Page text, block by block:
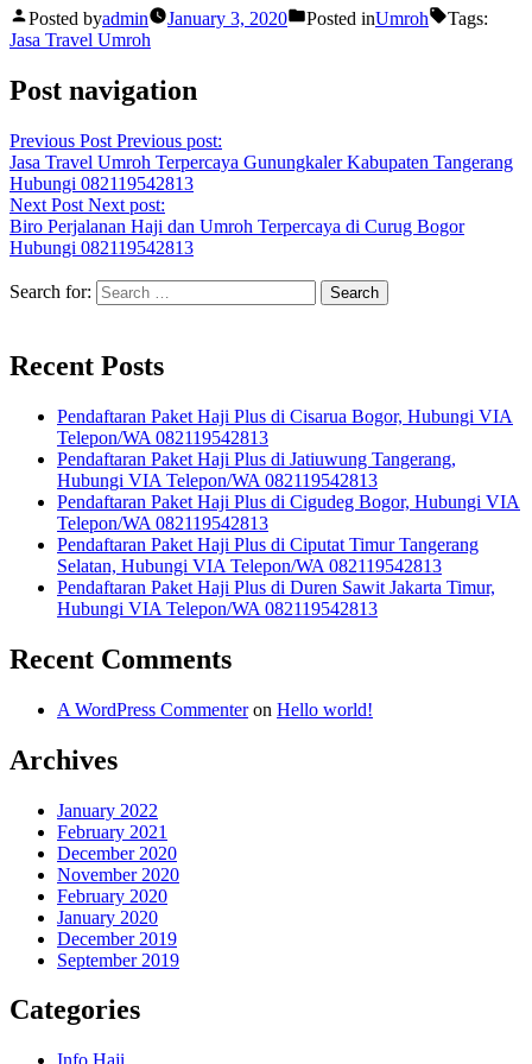
Posted byadmin January 3, 2020 Posted inUmroh
Tags:
Jasa Travel Umroh
Post navigation
Previous Post Previous post:
Jasa Travel Umroh Terpercaya Gunungkaler Kabupaten Tangerang
Hubungi 082119542813
Next Post Next post:
Biro Perjalanan Haji dan Umroh Terpercaya di Curug Bogor
Hubungi 082119542813
Search for:
Recent Posts
Pendaftaran Paket Haji Plus di Cisarua Bogor, Hubungi VIA
Telepon/WA 082119542813
Pendaftaran Paket Haji Plus di Jatiuwung Tangerang,
Hubungi VIA Telepon/WA 082119542813
Pendaftaran Paket Haji Plus di Cigudeg Bogor, Hubungi VIA
Telepon/WA 082119542813
Pendaftaran Paket Haji Plus di Ciputat Timur Tangerang
Selatan, Hubungi VIA Telepon/WA 082119542813
Pendaftaran Paket Haji Plus di Duren Sawit Jakarta Timur,
Hubungi VIA Telepon/WA 082119542813
Recent Comments
A WordPress Commenteron Hello world!
Archives
January 2022
February 2021
December 2020
November 2020
February 2020
January 2020
December 2019
September 2019
Categories